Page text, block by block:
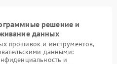
решение и
данных
прошивок и инструментов,
данными:
и